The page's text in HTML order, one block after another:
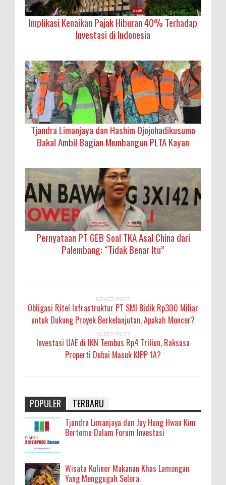
Implikasi Kenaikan Pajak Hiburan 40% Terhadap
Investasi di Indonesia
Tjandra Limanjaya dan Hashim Djojohadikusumo
Bakal Ambil Bagian Membangun PLTA Kayan
Pernyataan PT GEB Soal TKA Asal China dari
Palembang: “Tidak Benar Itu”
NEWER POST
Obligasi Ritel Infrastruktur PT SMI Bidik Rp300 Miliar
untuk Dukung Proyek Berkelanjutan, Apakah Moncer?
OLDER POST
Investasi UAE di IKN Tembus Rp4 Triliun, Raksasa
Properti Dubai Masuk KIPP 1A?
POPULER TERBARU
Tjandra Limanjaya dan Jay Hung Hwan Kim
Bertemu Dalam Forum Investasi
Wisata Kuliner Makanan Khas Lamongan
Yang Menggugah Selera